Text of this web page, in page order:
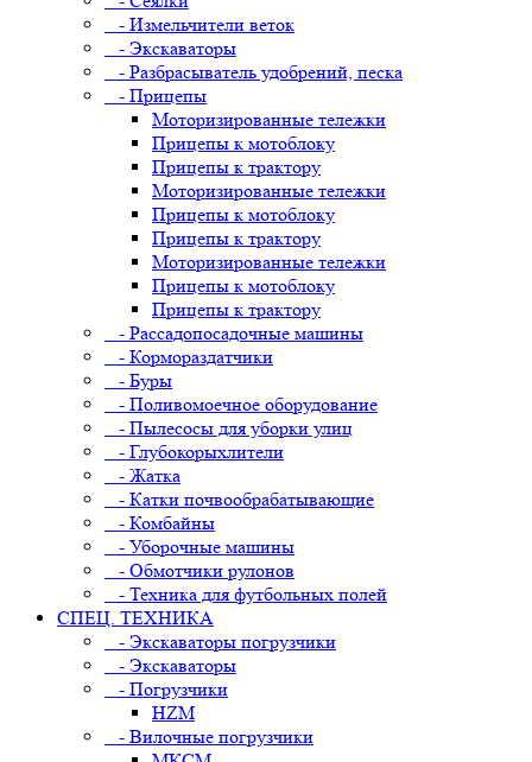
- Измельчители веток
- Экскаваторы
- Разбрасыватель удобрений, песка
- Прицепы
Моторизированные тележки
Прицепы к мотоблоку
Прицепы к трактору
Моторизированные тележки
Прицепы к мотоблоку
Прицепы к трактору
Моторизированные тележки
Прицепы к мотоблоку
Прицепы к трактору
- Рассадопосадочные машины
- Кормораздатчики
- Буры
- Поливомоечное оборудование
- Пылесосы для уборки улиц
- Глубокорыхлители
- Жатка
- Катки почвообрабатывающие
- Комбайны
- Уборочные машины
- Обмотчики рулонов
- Техника для футбольных полей
СПЕЦ. ТЕХНИКА
- Экскаваторы погрузчики
- Экскаваторы
- Погрузчики
HZM
- Вилочные погрузчики